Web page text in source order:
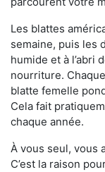
Les blattes
semaine, puis les
humide et à l’abri
nourriture.
blatte femelle
Cela fait
chaque année.
À vous seul, vous
C’est la raison